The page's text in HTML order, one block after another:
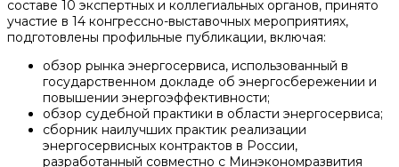
составе 10 экспертных и коллегиальных органов, принято
участие в 14 конгрессно-выставочных мероприятиях,
подготовлены профильные публикации, включая:
обзор рынка энергосервиса, использованный в
государственном докладе об энергосбережении и
повышении энергоэффективности;
обзор судебной практики в области энергосервиса;
сборник наилучших практик реализации
энергосервисных контрактов в России,
разработанный совместно с Минэкономразвития